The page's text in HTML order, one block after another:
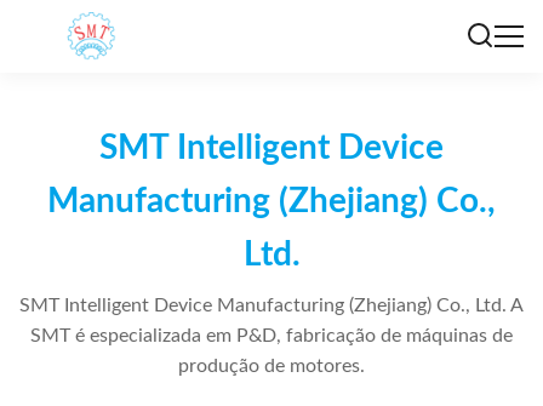
SMT Intelligent Device
Manufacturing (Zhejiang) Co.,
Ltd.
SMT Intelligent Device Manufacturing (Zhejiang) Co., Ltd. A
SMT é especializada em P&D, fabricação de máquinas de
produção de motores.